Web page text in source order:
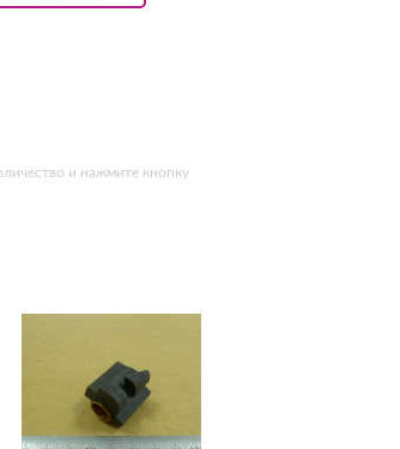
и нажмите кнопку